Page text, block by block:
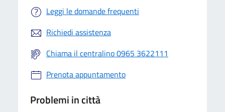
Leggi le domande frequenti
Richiedi assistenza
Chiama il centralino 0965 3622111
Prenota appuntamento
Problemi in città